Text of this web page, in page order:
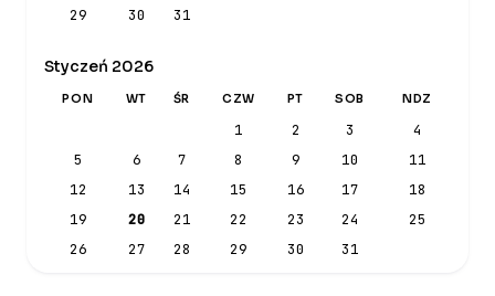
29
30 31
Styczeń 2026
PON WT ŚR CZW PT SOB NDZ
1 2 3
4
5
6 7 8 9 10
11
12
13 14 15 16 17
18
19
20 21 22 23 24
25
26
27 28 29 30 31